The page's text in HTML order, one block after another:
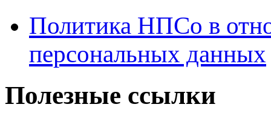
Политика НПСо в
персональных данных
Полезные ссылки